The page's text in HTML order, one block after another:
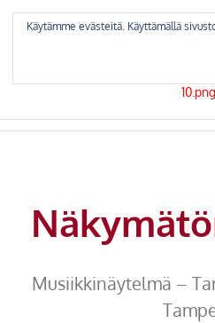
Musiikkinäytelmä –
Käytämme evästeitä. Käyttämällä